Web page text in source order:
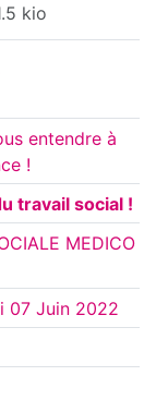
kio
entendre à
!
travail social !
MEDICO
07 Juin 2022